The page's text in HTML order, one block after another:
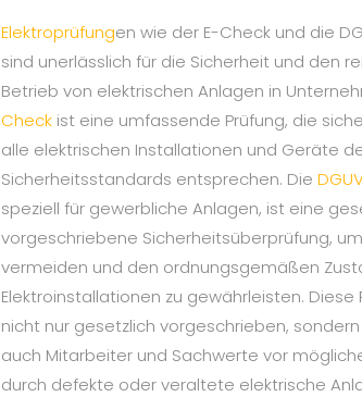
Elektroprüfungen wie der E-Check und die
sind unerlässlich für die Sicherheit und den
Betrieb von elektrischen Anlagen in
Checkist eine umfassende Prüfung, die
alle elektrischen Installationen und Geräte
Sicherheitsstandards entsprechen. Die
speziell für gewerbliche Anlagen, ist eine
vorgeschriebene Sicherheitsüberprüfung,
vermeiden und den ordnungsgemäßen
Elektroinstallationen zu gewährleisten. Diese
nicht nur gesetzlich vorgeschrieben,
auch Mitarbeiter und Sachwerte vor
durch defekte oder veraltete elektrische